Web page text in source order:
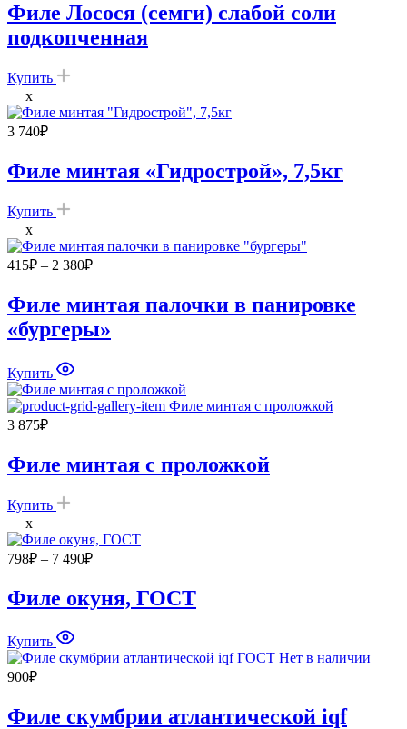
Филе Лосося (семги) слабой соли
подкопченная
Купить
x
3 740₽
Филе минтая «Гидрострой», 7,5кг
Купить
x
415₽ – 2 380₽Диапазон
–
2
Филе минтая палочки в панировке
«бургеры»
Купить
3 875₽
Филе минтая с проложкой
Купить
x
798₽ – 7 490₽Диапазон
–
Филе окуня, ГОСТ
Купить
Нет в наличии
900₽
Филе скумбрии атлантической iqf